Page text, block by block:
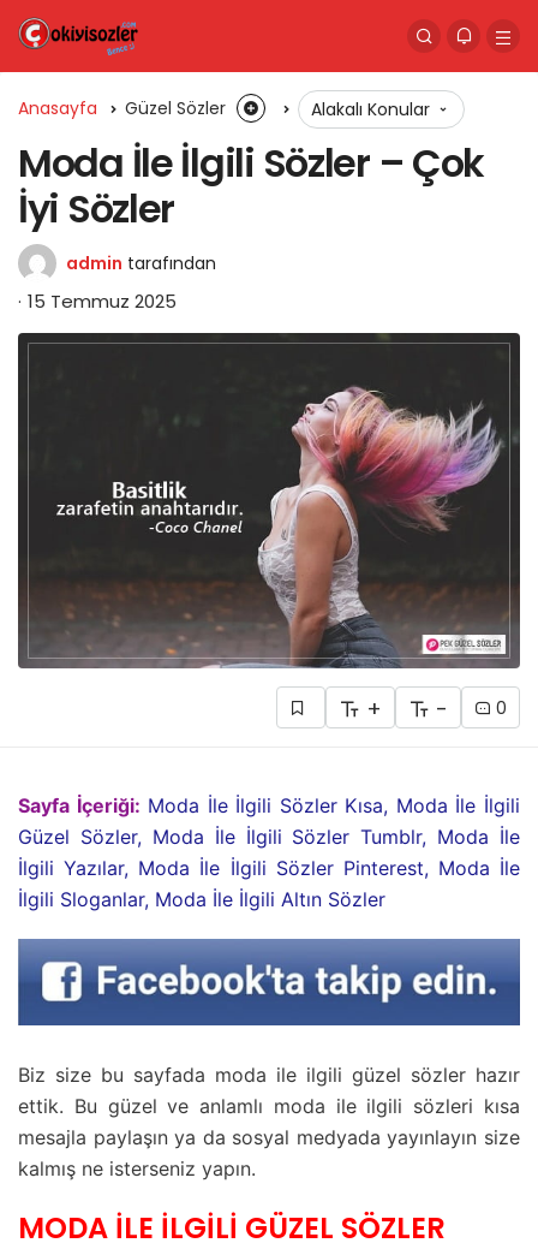
Anasayfa Güzel Sözler Alakalı Konular
Moda İle İlgili Sözler – Çok
İyi Sözler
admin tarafından
15 Temmuz 2025
+ - 0
Sayfa İçeriği: Moda İle İlgili Sözler Kısa, Moda İle İlgili
Güzel Sözler, Moda İle İlgili Sözler Tumblr, Moda İle
İlgili Yazılar, Moda İle İlgili Sözler Pinterest, Moda İle
İlgili Sloganlar, Moda İle İlgili Altın Sözler
Biz size bu sayfada moda ile ilgili güzel sözler hazır
ettik. Bu güzel ve anlamlı moda ile ilgili sözleri kısa
mesajla paylaşın ya da sosyal medyada yayınlayın size
kalmış ne isterseniz yapın.
MODA İLE İLGİLİ GÜZEL SÖZLER